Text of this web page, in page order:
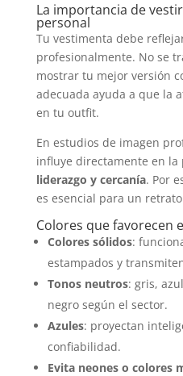
La importancia de
personal
Tu vestimenta debe
profesionalmente. No se
mostrar tu mejor versión
adecuada ayuda a que la
en tu outfit.
En estudios de imagen
influye directamente en la
liderazgo y cercanía. Por
es esencial para un
Colores que favorecen
Colores sólidos:
estampados y
Tonos neutros: gris,
negro según el sector.
Azules: proyectan
confiabilidad.
Evita neones o colores